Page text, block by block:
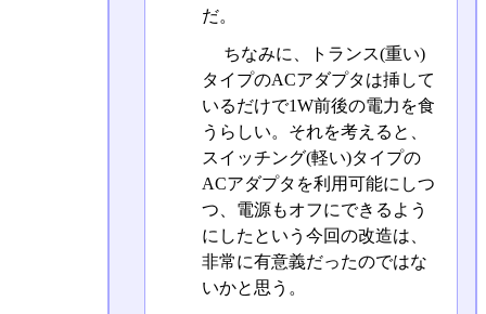
だ。
ちなみに、トランス(重い)
タイプのACアダプタは挿して
いるだけで1W前後の電力を食
うらしい。それを考えると、
スイッチング(軽い)タイプの
ACアダプタを利用可能にしつ
つ、電源もオフにできるよう
にしたという今回の改造は、
非常に有意義だったのではな
いかと思う。